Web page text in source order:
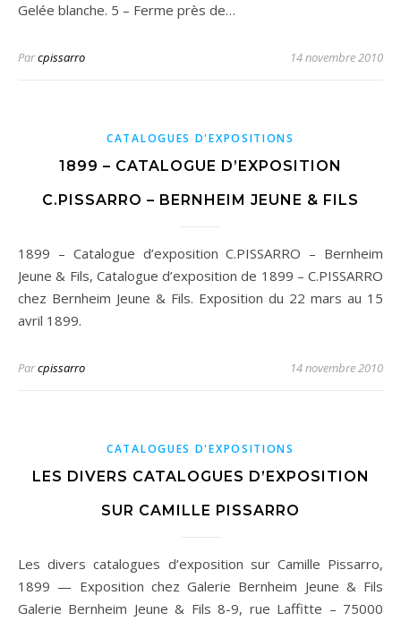
Gelée blanche. 5 – Ferme près de…
Parcpissarro 14 novembre 2010
CATALOGUES D'EXPOSITIONS
1899 – CATALOGUE D’EXPOSITION
C.PISSARRO – BERNHEIM JEUNE & FILS
1899 – Catalogue d’exposition C.PISSARRO – Bernheim
Jeune & Fils, Catalogue d’exposition de 1899 – C.PISSARRO
chez Bernheim Jeune & Fils. Exposition du 22 mars au 15
avril 1899.
Parcpissarro 14 novembre 2010
CATALOGUES D'EXPOSITIONS
LES DIVERS CATALOGUES D’EXPOSITION
SUR CAMILLE PISSARRO
Les divers catalogues d’exposition sur Camille Pissarro,
1899 — Exposition chez Galerie Bernheim Jeune & Fils
Galerie Bernheim Jeune & Fils 8-9, rue Laffitte – 75000